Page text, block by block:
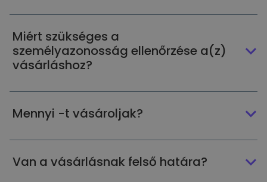
Miért szükséges a
személyazonosság ellenőrzése a(z)
vásárláshoz?
Mennyi -t vásároljak?
Van a vásárlásnak felső határa?